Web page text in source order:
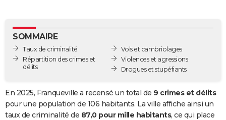
GUIDES D'ACHAT
BONS PLANS
Carte de Noël
Carte Bonne année
Carte Saint-Valentin
Carte Pâques
Carte d'anniversaire
DICTIONNAIRE
Dictionnaire
Biographies
Citations
Expressions
Proverbes
PROGRAMME TV
SOMMAIRE
Taux de criminalité
Répartition des crimes et
délits
Vols et cambriolages
Violences et agressions
Drogues et stupéfiants
En 2025, Franqueville a recensé un total de 9 crimes et délits
pour une population de 106 habitants. La ville affiche ainsi un
taux de criminalité de 87,0 pour mille habitants, ce qui place